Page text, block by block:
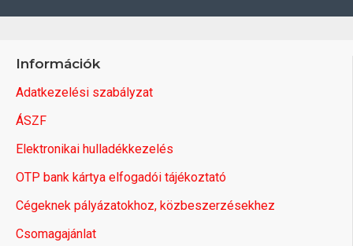
Információk
Adatkezelési szabályzat
ÁSZF
Elektronikai hulladékkezelés
OTP bank kártya elfogadói tájékoztató
Cégeknek pályázatokhoz, közbeszerzésekhez
Csomagajánlat